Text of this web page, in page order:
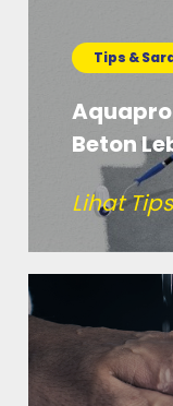
Tips &
Beton
Lihat